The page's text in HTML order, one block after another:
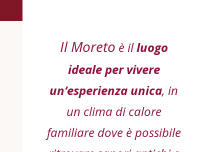
Il Moreto è illuogo
ideale per vivere
un‘esperienza unica, in
un clima di calore
familiare dove è possibile